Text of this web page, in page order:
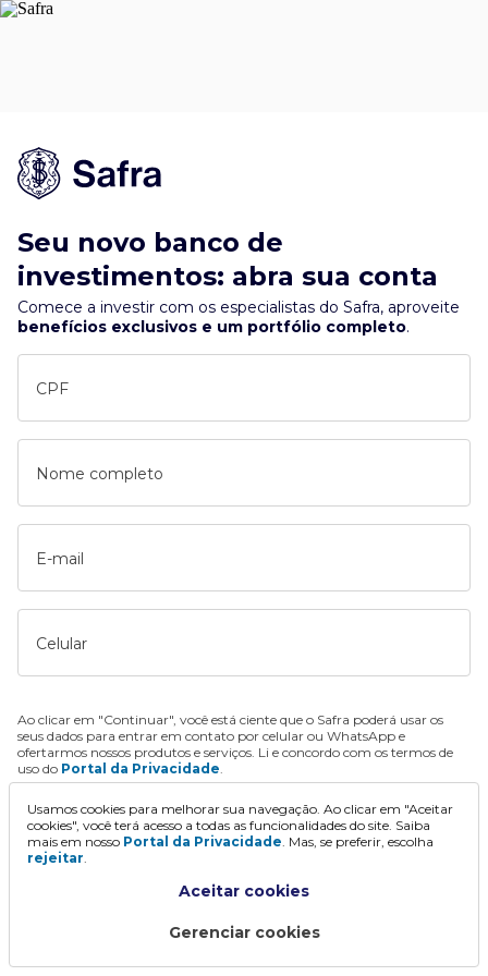
Seu novo banco de
investimentos: abra sua conta
Comece a investir com os especialistas do Safra, aproveite
benefícios exclusivos e um portfólio completo.
CPF
Nome completo
E-mail
Celular
Ao clicar em "Continuar", você está ciente que o Safra poderá usar os
seus dados para entrar em contato por celular ou WhatsApp e
ofertarmos nossos produtos e serviços. Li e concordo com os termos de
uso do Portal da Privacidade.
Continuar
Usamos cookies para melhorar sua navegação. Ao clicar em "Aceitar
cookies", você terá acesso a todas as funcionalidades do site. Saiba
mais em nosso Portal da Privacidade. Mas, se preferir, escolha
rejeitar.
Aceitar cookies
Gerenciar cookies